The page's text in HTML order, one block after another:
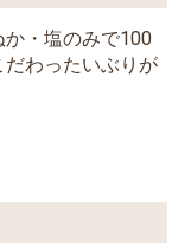
・塩のみで100
わったいぶりが